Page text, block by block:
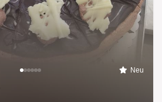
Neu